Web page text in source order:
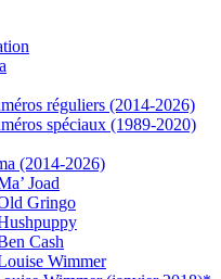
réguliers (2014-2026)
spéciaux (1989-2020)
(2014-2026)
Joad
Gringo
Cash
Wimmer